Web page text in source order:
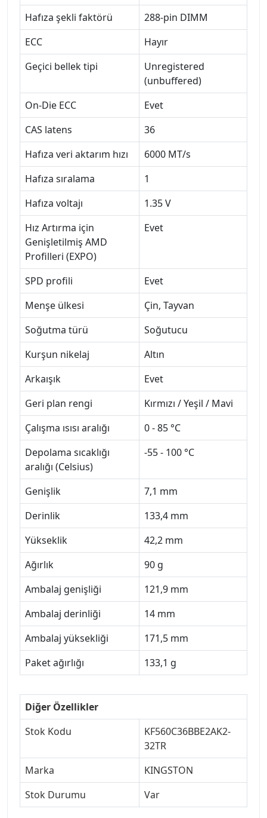
Hafıza şekli faktörü
288-pin DIMM
ECC
Hayır
Geçici bellek tipi
Unregistered
(unbuffered)
On-Die ECC
Evet
CAS latens
36
Hafıza veri aktarım hızı
6000 MT/s
Hafıza sıralama
1
Hafıza voltajı
1.35 V
Hız Artırma için
Genişletilmiş AMD
Profilleri (EXPO)
Evet
SPD profili
Evet
Menşe ülkesi
Çin, Tayvan
Soğutma türü
Soğutucu
Kurşun nikelaj
Altın
Arkaışık
Evet
Geri plan rengi
Kırmızı / Yeşil / Mavi
Çalışma ısısı aralığı
0 - 85 °C
Depolama sıcaklığı
aralığı (Celsius)
-55 - 100 °C
Genişlik
7,1 mm
Derinlik
133,4 mm
Yükseklik
42,2 mm
Ağırlık
90 g
Ambalaj genişliği
121,9 mm
Ambalaj derinliği
14 mm
Ambalaj yüksekliği
171,5 mm
Paket ağırlığı
133,1 g
Diğer Özellikler
Stok Kodu
KF560C36BBE2AK2-
32TR
Marka
KINGSTON
Stok Durumu
Var